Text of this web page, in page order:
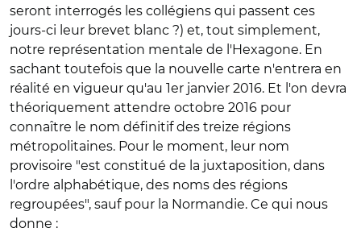
seront interrogés les collégiens qui passent ces
jours-ci leur brevet blanc ?) et, tout simplement,
notre représentation mentale de l'Hexagone. En
sachant toutefois que la nouvelle carte n'entrera en
réalité en vigueur qu'au 1er janvier 2016. Et l'on devra
théoriquement attendre octobre 2016 pour
connaître le nom définitif des treize régions
métropolitaines. Pour le moment, leur nom
provisoire "est constitué de la juxtaposition, dans
l'ordre alphabétique, des noms des régions
regroupées", sauf pour la Normandie. Ce qui nous
donne :